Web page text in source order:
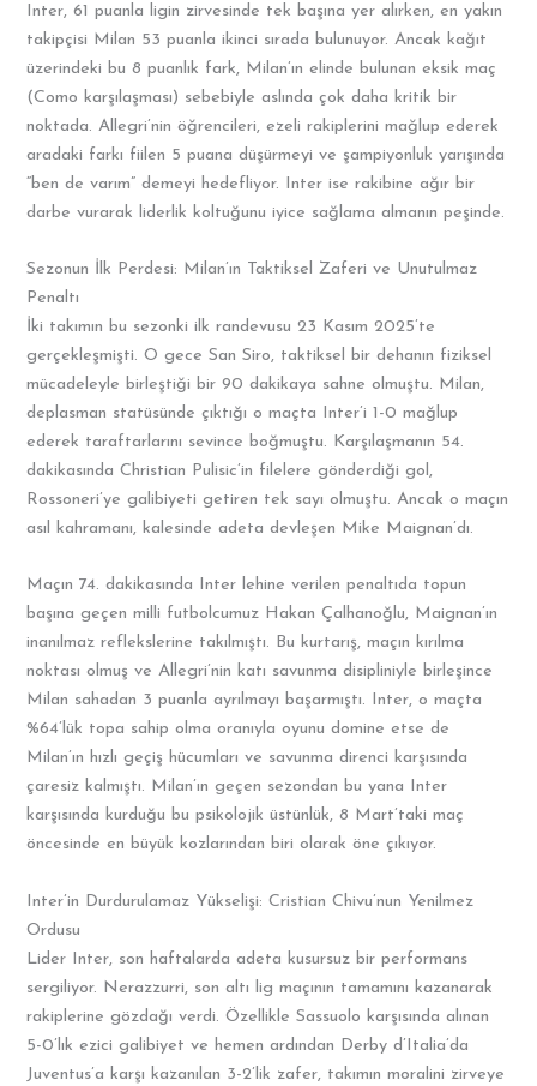
Inter, 61 puanla ligin zirvesinde tek başına yer alırken, en yakın
takipçisi Milan 53 puanla ikinci sırada bulunuyor. Ancak kağıt
üzerindeki bu 8 puanlık fark, Milan’ın elinde bulunan eksik maç
(Como karşılaşması) sebebiyle aslında çok daha kritik bir
noktada. Allegri’nin öğrencileri, ezeli rakiplerini mağlup ederek
aradaki farkı fiilen 5 puana düşürmeyi ve şampiyonluk yarışında
“ben de varım” demeyi hedefliyor. Inter ise rakibine ağır bir
darbe vurarak liderlik koltuğunu iyice sağlama almanın peşinde.
Sezonun İlk Perdesi: Milan’ın Taktiksel Zaferi ve Unutulmaz
Penaltı
İki takımın bu sezonki ilk randevusu 23 Kasım 2025’te
gerçekleşmişti. O gece San Siro, taktiksel bir dehanın fiziksel
mücadeleyle birleştiği bir 90 dakikaya sahne olmuştu. Milan,
deplasman statüsünde çıktığı o maçta Inter’i 1-0 mağlup
ederek taraftarlarını sevince boğmuştu. Karşılaşmanın 54.
dakikasında Christian Pulisic’in filelere gönderdiği gol,
Rossoneri’ye galibiyeti getiren tek sayı olmuştu. Ancak o maçın
asıl kahramanı, kalesinde adeta devleşen Mike Maignan’dı.
Maçın 74. dakikasında Inter lehine verilen penaltıda topun
başına geçen milli futbolcumuz Hakan Çalhanoğlu, Maignan’ın
inanılmaz reflekslerine takılmıştı. Bu kurtarış, maçın kırılma
noktası olmuş ve Allegri’nin katı savunma disipliniyle birleşince
Milan sahadan 3 puanla ayrılmayı başarmıştı. Inter, o maçta
%64’lük topa sahip olma oranıyla oyunu domine etse de
Milan’ın hızlı geçiş hücumları ve savunma direnci karşısında
çaresiz kalmıştı. Milan’ın geçen sezondan bu yana Inter
karşısında kurduğu bu psikolojik üstünlük, 8 Mart’taki maç
öncesinde en büyük kozlarından biri olarak öne çıkıyor.
Inter’in Durdurulamaz Yükselişi: Cristian Chivu’nun Yenilmez
Ordusu
Lider Inter, son haftalarda adeta kusursuz bir performans
sergiliyor. Nerazzurri, son altı lig maçının tamamını kazanarak
rakiplerine gözdağı verdi. Özellikle Sassuolo karşısında alınan
5-0’lık ezici galibiyet ve hemen ardından Derby d’Italia’da
Juventus’a karşı kazanılan 3-2’lik zafer, takımın moralini zirveye